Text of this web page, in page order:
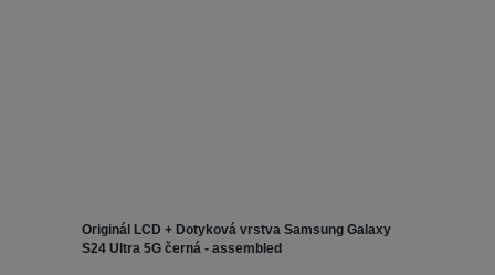
Originál LCD + Dotyková vrstva Samsung Galaxy
S24 Ultra 5G černá - assembled